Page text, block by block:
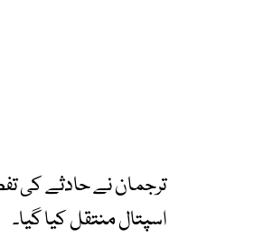
ترجمان نے حادثے کی
اسپتال منتقل کیا گیا۔